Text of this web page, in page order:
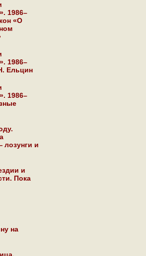
1986–
«О
1986–
Ельцин
1986–
лозунги и
и
Пока
на